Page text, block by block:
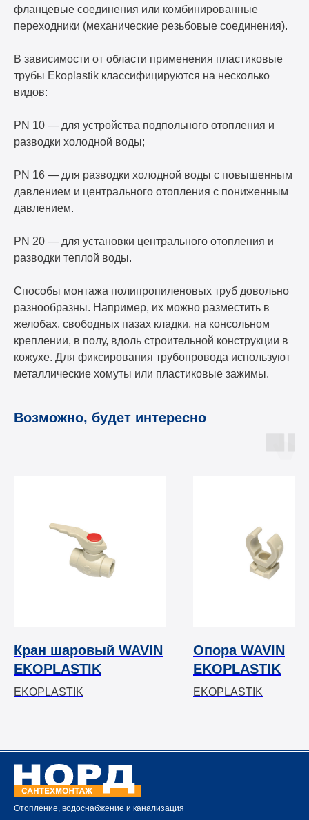
фланцевые соединения или комбинированные
переходники (механические резьбовые соединения).
В зависимости от области применения пластиковые
трубы Ekoplastik классифицируются на несколько
видов:
PN 10 — для устройства подпольного отопления и
разводки холодной воды;
PN 16 — для разводки холодной воды с повышенным
давлением и центрального отопления с пониженным
давлением.
PN 20 — для установки центрального отопления и
разводки теплой воды.
Способы монтажа полипропиленовых труб довольно
разнообразны. Например, их можно разместить в
желобах, свободных пазах кладки, на консольном
креплении, в полу, вдоль строительной конструкции в
кожухе. Для фиксирования трубопровода используют
металлические хомуты или пластиковые зажимы.
Возможно, будет интересно
Кран шаровый WAVIN
EKOPLASTIK
EKOPLASTIK
Опора WAVIN
EKOPLASTIK
EKOPLASTIK
Отопление, водоснабжение и канализация